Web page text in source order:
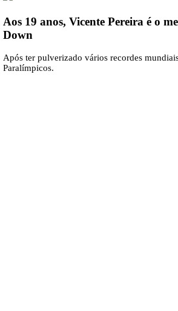
Aos 19 anos, Vicente Pereira é o
Down
Após ter pulverizado vários recordes
Paralímpicos.